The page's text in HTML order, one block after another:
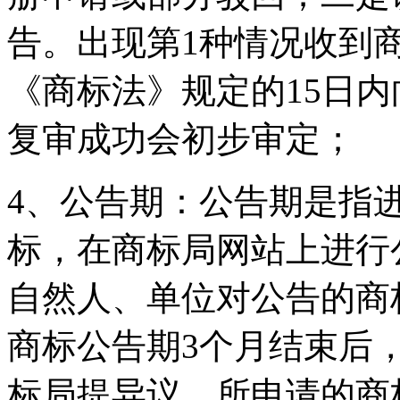
告。出现第1种情况收到
《商标法》规定的15日
复审成功会初步审定；
4、公告期：公告期是指
标，在商标局网站上进
自然人、单位对公告的
商标公告期3个月结束后